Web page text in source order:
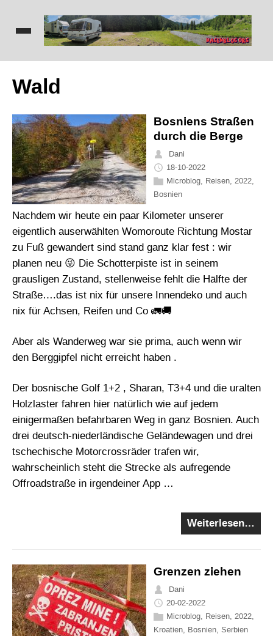
Wald
Bosniens Straßen
durch die Berge
Dani
18-10-2022
Microblog, Reisen, 2022,
Bosnien
Nachdem wir heute ein paar Kilometer unserer
eigentlich auserwählten Womoroute Richtung Mostar
zu Fuß gewandert sind stand ganz klar fest : wir
planen neu 😜 Die Schotterpiste ist in seinem
grausligen Zustand, stellenweise fehlt die Hälfte der
Straße….das ist nix für unsere Innendeko und auch
nix für Achsen, Reifen und Co 🚛🚚
Aber als Wanderweg war sie prima, auch wenn wir
den Berggipfel nicht erreicht haben .
Der bosnische Golf 1+2 , Sharan, T3+4 und die uralten
Holzlaster fahren hier natürlich wie auf jedem
einigermaßen befahrbaren Weg in ganz Bosnien. Auch
drei deutsch-niederländische Geländewagen und drei
tschechische Motorcrossräder trafen wir,
wahrscheinlich steht die Strecke als aufregende
Offroadstraße in irgendeiner App …
Weiterlesen…
Grenzen ziehen
Dani
20-02-2022
Microblog, Reisen, 2022,
Kroatien, Bosnien, Serbien